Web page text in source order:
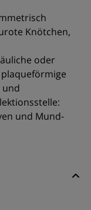
Knötchen,
oder
und
und Mund-